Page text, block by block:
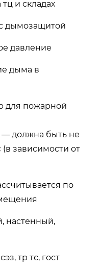
и складах
дымозащитой
давление
дыма в
для пожарной
— должна быть не
зависимости от
по
настенный,
тр тс, гост